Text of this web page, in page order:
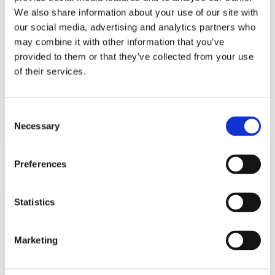
We also share information about your use of our site with
our social media, advertising and analytics partners who
may combine it with other information that you’ve
provided to them or that they’ve collected from your use
of their services.
Selection
Necessary
Preferences
Statistics
Marketing
PRINCE OLIVER
PUMA
REPLAY
SAMSONITE
ST Jewellery
TOMMY HILFIGER
SUGARFREE
Συμφωνώ με την
Ωράριο λειτουργίας